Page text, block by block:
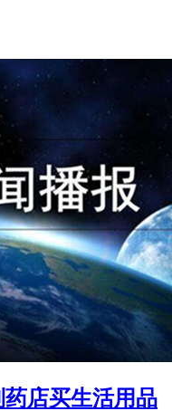
药店买生活用品